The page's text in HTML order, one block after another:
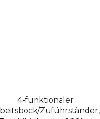
4-funktionaler
Zuführständer,